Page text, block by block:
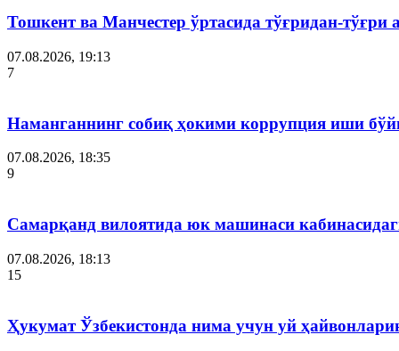
Тошкент ва Манчестер ўртасида тўғридан-тўғри
07.08.2026, 19:13
7
Наманганнинг собиқ ҳокими коррупция иши
07.08.2026, 18:35
9
Самарқанд вилоятида юк машинаси
07.08.2026, 18:13
15
Ҳукумат Ўзбекистонда нима учун уй